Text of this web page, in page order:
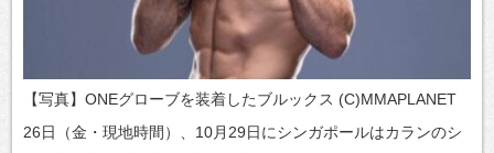
【写真】ONEグローブを装着したブルックス (C)MMAPLANET
26日（金・現地時間）、10月29日にシンガポールはカランのシ